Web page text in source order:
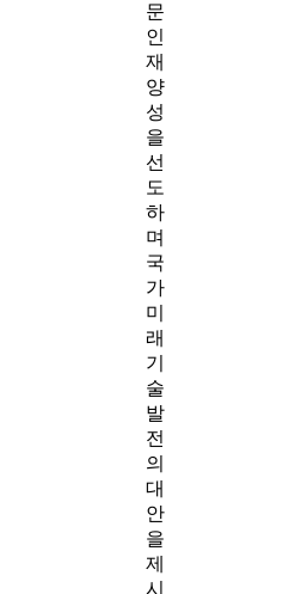
문
인
재
양
성
을
선
도
하
며
국
가
미
래
기
술
발
전
의
대
안
을
제
시